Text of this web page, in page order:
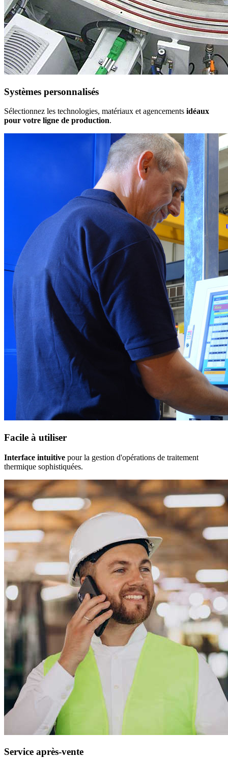
Systèmes personnalisés
Sélectionnez les technologies, matériaux et agencements idéaux
pour votre ligne de production.
Facile à utiliser
Interface intuitive pour la gestion d'opérations de traitement
thermique sophistiquées.
Service après-vente